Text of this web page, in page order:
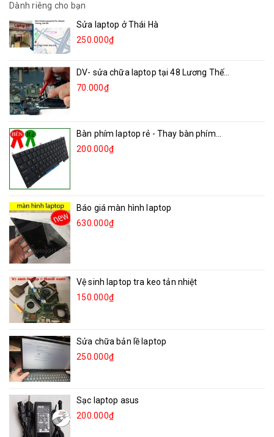
Dành riêng cho bạn
Sửa laptop ở Thái Hà
250.000₫
DV- sửa chữa laptop tại 48 Lương Thế...
70.000₫
Bàn phím laptop rẻ - Thay bàn phím...
200.000₫
Báo giá màn hình laptop
630.000₫
Vệ sinh laptop tra keo tản nhiệt
150.000₫
Sửa chữa bản lề laptop
250.000₫
Sạc laptop asus
200.000₫